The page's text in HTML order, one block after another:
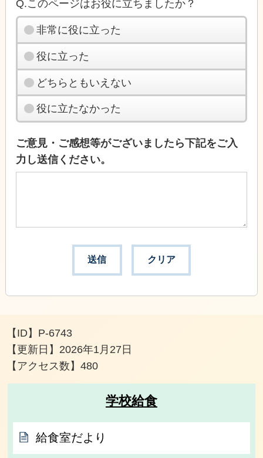
Q.このページはお役に立ちましたか？
非常に役に立った
役に立った
どちらともいえない
役に立たなかった
ご意見・ご感想等がございましたら下記をご入
力し送信ください。
【ID】 P-6743
【更新日】 2026年1月27日
【アクセス数】480
学校給食
給食室だより